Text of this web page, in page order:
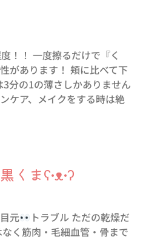
！！ 一度擦るだけで『く
があります！ 頬に比べて下
分の1の薄さしかありません
ケア、メイクをする時は絶
くまʕ•ᴥ•ʔ
元
トラブル ただの乾燥だ
く筋肉・毛細血管・骨まで
ジ ジ ジ ジ